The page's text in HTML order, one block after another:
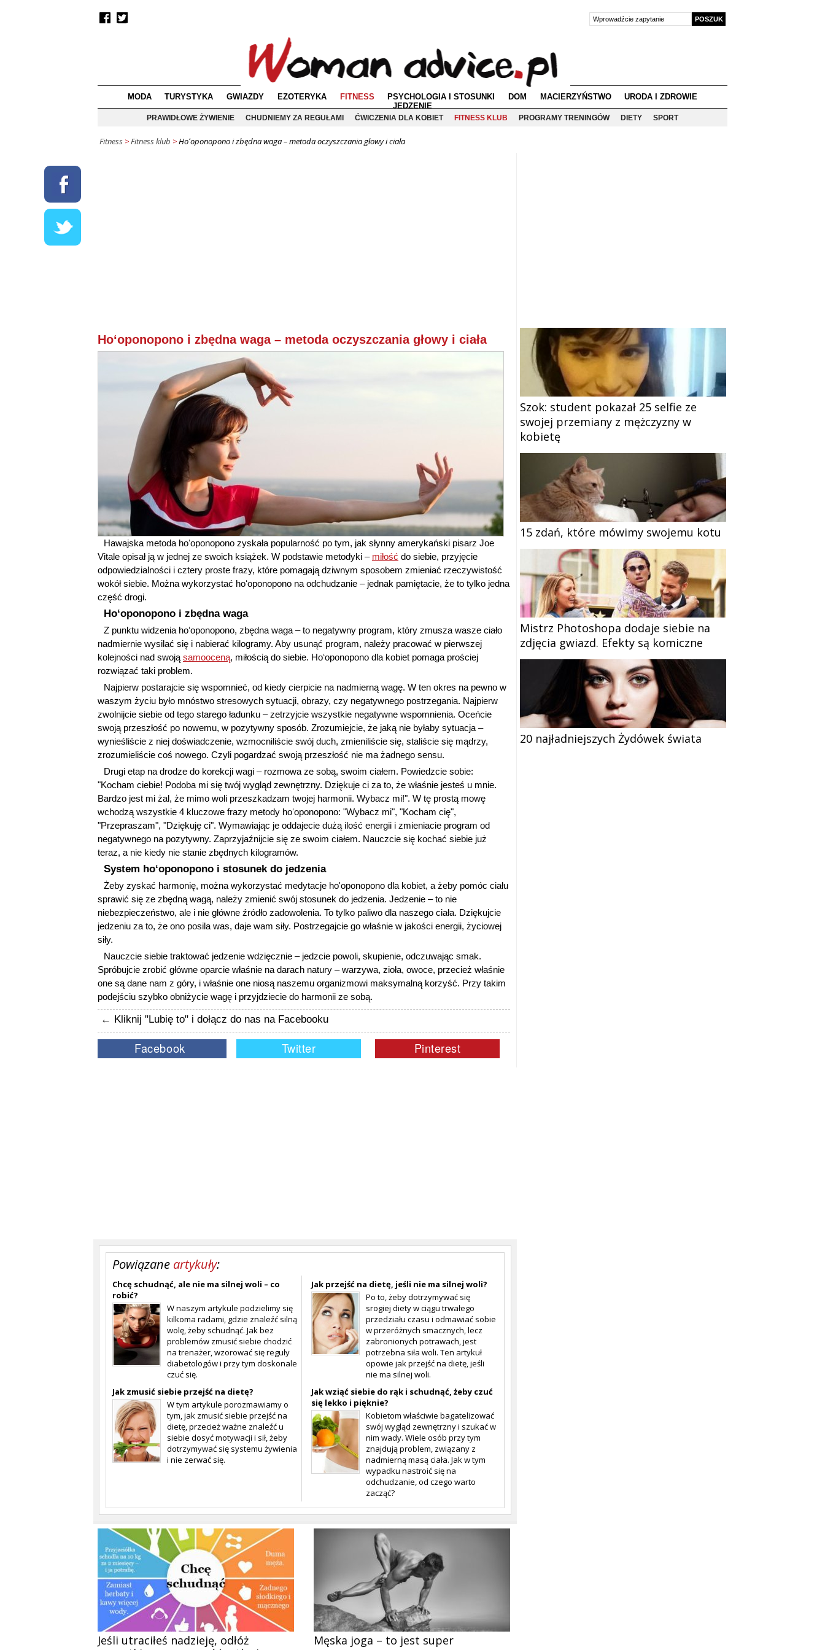
MODA TURYSTYKA GWIAZDY EZOTERYKA FITNESS PSYCHOLOGIA I STOSUNKI DOM MACIERZYŃSTWO
URODA I ZDROWIE
JEDZENIE
PRAWIDŁOWE ŻYWIENIE
CHUDNIEMY ZA REGUŁAMI ĆWICZENIA DLA KOBIET FITNESS KLUB PROGRAMY TRENINGÓW DIETY SPORT
Fitness >Fitness klub >Hoʻoponopono i zbędna waga – metoda oczyszczania głowy i ciała
Hoʻoponopono i zbędna waga – metoda oczyszczania głowy i ciała
Hawajska metoda hoʻoponopono zyskała popularność po tym, jak słynny amerykański pisarz Joe
Vitale opisał ją w jednej ze swoich książek. W podstawie metodyki – miłość do siebie, przyjęcie
odpowiedzialności i cztery proste frazy, które pomagają dziwnym sposobem zmieniać rzeczywistość
wokół siebie. Można wykorzystać hoʻoponopono na odchudzanie – jednak pamiętacie, że to tylko jedna
część drogi.
Hoʻoponopono i zbędna waga
Z punktu widzenia hoʻoponopono, zbędna waga – to negatywny program, który zmusza wasze ciało
nadmiernie wysilać się i nabierać kilogramy. Aby usunąć program, należy pracować w pierwszej
kolejności nad swoją samooceną, miłością do siebie. Hoʻoponopono dla kobiet pomaga prościej
rozwiązać taki problem.
Najpierw postarajcie się wspomnieć, od kiedy cierpicie na nadmierną wagę. W ten okres na pewno w
waszym życiu było mnóstwo stresowych sytuacji, obrazy, czy negatywnego postrzegania. Najpierw
zwolnijcie siebie od tego starego ładunku – zetrzyjcie wszystkie negatywne wspomnienia. Oceńcie
swoją przeszłość po nowemu, w pozytywny sposób. Zrozumiejcie, że jaką nie byłaby sytuacja –
wynieśliście z niej doświadczenie, wzmocniliście swój duch, zmieniliście się, staliście się mądrzy,
zrozumieliście coś nowego. Czyli pogardzać swoją przeszłość nie ma żadnego sensu.
Drugi etap na drodze do korekcji wagi – rozmowa ze sobą, swoim ciałem. Powiedzcie sobie:
"Kocham ciebie! Podoba mi się twój wygląd zewnętrzny. Dziękuje ci za to, że właśnie jesteś u mnie.
Bardzo jest mi żal, że mimo woli przeszkadzam twojej harmonii. Wybacz mi!". W tę prostą mowę
wchodzą wszystkie 4 kluczowe frazy metody hoʻoponopono: "Wybacz mi", "Kocham cię",
"Przepraszam", "Dziękuję ci". Wymawiając je oddajecie dużą ilość energii i zmieniacie program od
negatywnego na pozytywny. Zaprzyjaźnijcie się ze swoim ciałem. Nauczcie się kochać siebie już
teraz, a nie kiedy nie stanie zbędnych kilogramów.
System hoʻoponopono i stosunek do jedzenia
Żeby zyskać harmonię, można wykorzystać medytacje ho'oponopono dla kobiet, a żeby pomóc ciału
sprawić się ze zbędną wagą, należy zmienić swój stosunek do jedzenia. Jedzenie – to nie
niebezpieczeństwo, ale i nie główne źródło zadowolenia. To tylko paliwo dla naszego ciała. Dziękujcie
jedzeniu za to, że ono posila was, daje wam siły. Postrzegajcie go właśnie w jakości energii, życiowej
siły.
Nauczcie siebie traktować jedzenie wdzięcznie – jedzcie powoli, skupienie, odczuwając smak.
Spróbujcie zrobić główne oparcie właśnie na darach natury – warzywa, zioła, owoce, przecież właśnie
one są dane nam z góry, i właśnie one niosą naszemu organizmowi maksymalną korzyść. Przy takim
podejściu szybko obniżycie wagę i przyjdziecie do harmonii ze sobą.
← Kliknij "Lubię to" i dołącz do nas na Facebooku
Powiązane artykuły:
Chcę schudnąć, ale nie ma silnej woli – co
robić?
W naszym artykule podzielimy się
kilkoma radami, gdzie znaleźć silną
wolę, żeby schudnąć. Jak bez
problemów zmusić siebie chodzić
na trenażer, wzorować się reguły
diabetologów i przy tym doskonale
czuć się.
Jak przejść na dietę, jeśli nie ma silnej woli?
Po to, żeby dotrzymywać się
srogiej diety w ciągu trwałego
przedziału czasu i odmawiać sobie
w przeróżnych smacznych, lecz
zabronionych potrawach, jest
potrzebna siła woli. Ten artykuł
opowie jak przejść na dietę, jeśli
nie ma silnej woli.
Jak zmusić siebie przejść na dietę?
W tym artykule porozmawiamy o
tym, jak zmusić siebie przejść na
dietę, przecież ważne znaleźć u
siebie dosyć motywacji i sił, żeby
dotrzymywać się systemu żywienia
i nie zerwać się.
Jak wziąć siebie do rąk i schudnąć, żeby czuć
się lekko i pięknie?
Kobietom właściwie bagatelizować
swój wygląd zewnętrzny i szukać w
nim wady. Wiele osób przy tym
znajdują problem, związany z
nadmierną masą ciała. Jak w tym
wypadku nastroić się na
odchudzanie, od czego warto
zacząć?
Jeśli utraciłeś nadzieję, odłóż
Męska joga – to jest super
Szok: student pokazał 25 selfie ze
swojej przemiany z mężczyzny w
kobietę
15 zdań, które mówimy swojemu kotu
Mistrz Photoshopa dodaje siebie na
zdjęcia gwiazd. Efekty są komiczne
20 najładniejszych Żydówek świata